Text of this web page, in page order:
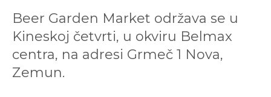
Beer Garden Market održava se u
Kineskoj četvrti, u okviru Belmax
centra, na adresi Grmeč 1 Nova,
Zemun.